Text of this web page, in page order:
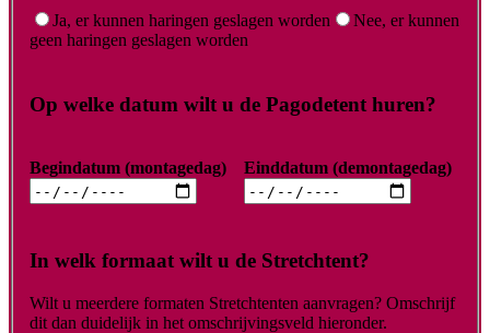
Ja, er kunnen haringen geslagen worden
Nee, er kunnen
geen haringen geslagen worden
Op welke datum wilt u de Pagodetent huren?
Begindatum (montagedag) Einddatum (demontagedag)
In welk formaat wilt u de Stretchtent?
Wilt u meerdere formaten Stretchtenten aanvragen? Omschrijf
dit dan duidelijk in het omschrijvingsveld hieronder.